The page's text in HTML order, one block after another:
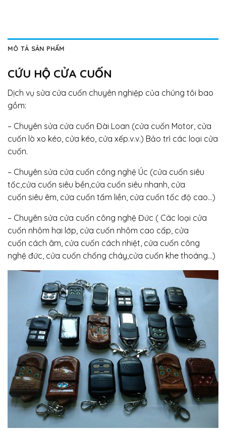
MÔ TẢ SẢN PHẨM
CỨU HỘ CỬA CUỐN
Dịch vụ sửa cửa cuốn chuyên nghiệp của chúng tôi bao
gồm:
– Chuyên sửa cửa cuốn Đài Loan (cửa cuốn Motor, cửa
cuốn lò xo kéo, cửa kéo, cửa xếp.v.v.) Bảo trì các loại cửa
cuốn.
– Chuyên sửa cửa cuốn công nghệ Úc (cửa cuốn siêu
tốc,cửa cuốn siêu bền,cửa cuốn siêu nhanh, cửa
cuốn siêu êm, cửa cuốn tấm liền, cửa cuốn tốc độ cao…)
– Chuyên sửa cửa cuốn công nghệ Đức ( Các loại cửa
cuốn nhôm hai lớp, cửa cuốn nhôm cao cấp, cửa
cuốn cách âm, cửa cuốn cách nhiệt, cửa cuốn công
nghệ đức, cửa cuốn chống cháy,cửa cuốn khe thoáng…)